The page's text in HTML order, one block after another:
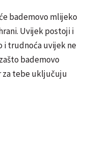
bademovo mlijeko
Uvijek postoji i
i trudnoća uvijek ne
bademovo
za tebe uključuju